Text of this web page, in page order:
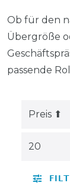
Ob für den
Übergröße
passende